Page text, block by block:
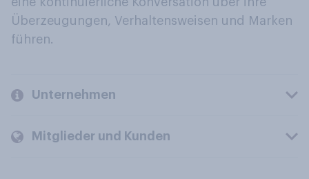
Überzeugungen, Verhaltensweisen und Marken
führen.
Unternehmen
Mitglieder und Kunden